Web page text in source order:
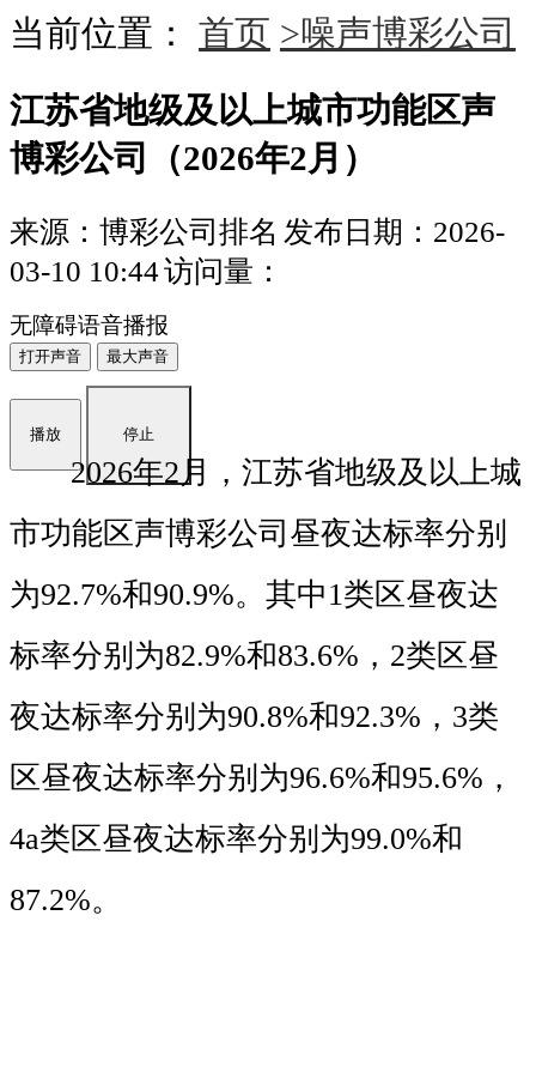
当前位置： 首页 >噪声博彩公司
江苏省地级及以上城市功能区声
博彩公司（2026年2月）
来源：博彩公司排名 发布日期：2026-
03-10 10:44访问量：
无障碍语音播报
打开声音 最大声音
播放 停止
2026年2 月，江苏省地级及以上城
市功能区声博彩公司昼夜达标率分别
为92.7%和90.9%。其中1 类区昼夜达
标率分别为82.9%和83.6% ， 2类区昼
夜达标率分别为90.8%和92.3% ， 3类
区昼夜达标率分别为96.6%和95.6% ，
4a类区昼夜达标率分别为99.0%和
87.2%。